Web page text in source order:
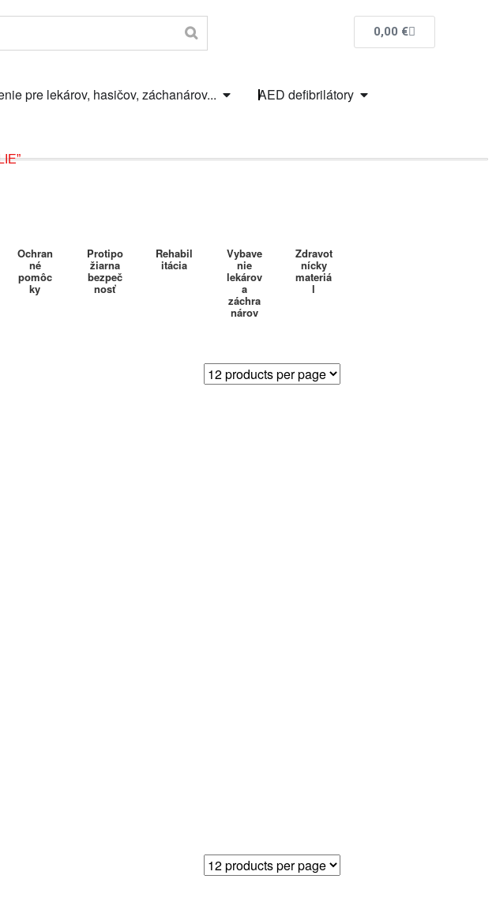
0,00 €
pre lekárov, hasičov, záchanárov...
AED defibrilátory
Ochran
né
pomôc
ky
Protipo
žiarna
bezpeč
nosť
Rehabil
itácia
Vybave
nie
lekárov
a
záchra
nárov
Zdravot
nícky
materiá
l